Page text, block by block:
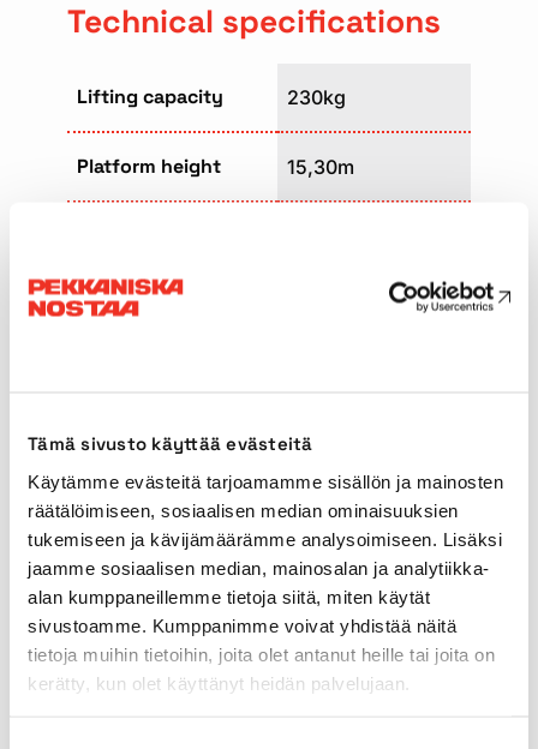
Tämä sivusto käyttää evästeitä
Käytämme evästeitä tarjoamamme sisällön ja mainosten
räätälöimiseen, sosiaalisen median ominaisuuksien
tukemiseen ja kävijämäärämme analysoimiseen. Lisäksi
jaamme sosiaalisen median, mainosalan ja analytiikka-
alan kumppaneillemme tietoja siitä, miten käytät
sivustoamme. Kumppanimme voivat yhdistää näitä
tietoja muihin tietoihin, joita olet antanut heille tai joita on
kerätty, kun olet käyttänyt heidän palvelujaan.
Technical specifications
Lifting capacity 230kg
Platform height 15,30m
Weight
Transport width 2,30m
Transport height 2,30m
Diesel
Indoor tyres No